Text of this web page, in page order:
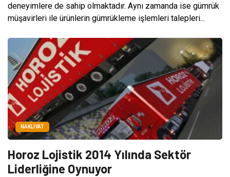
deneyimlere de sahip olmaktadır. Aynı zamanda ise gümrük
müşavirleri ile ürünlerin gümrükleme işlemleri talepleri...
NAKLIYAT
Horoz Lojistik 2014 Yılında Sektör
Liderliğine Oynuyor